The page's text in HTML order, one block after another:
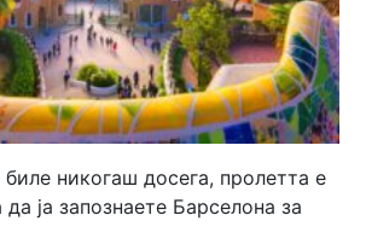
никогаш досега, пролетта е
ја запознаете Барселона за